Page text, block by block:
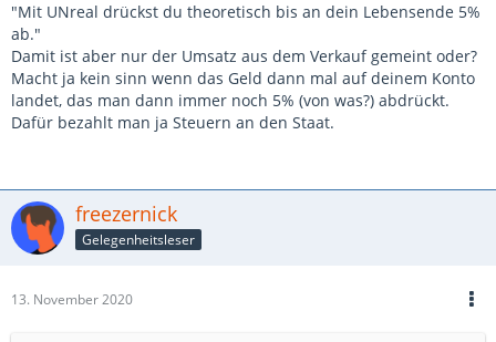
"Mit UNreal drückst du theoretisch bis an dein Lebensende 5%
ab."
Damit ist aber nur der Umsatz aus dem Verkauf gemeint oder?
Macht ja kein sinn wenn das Geld dann mal auf deinem Konto
landet, das man dann immer noch 5% (von was?) abdrückt.
Dafür bezahlt man ja Steuern an den Staat.
freezernick
Gelegenheitsleser
13. November 2020